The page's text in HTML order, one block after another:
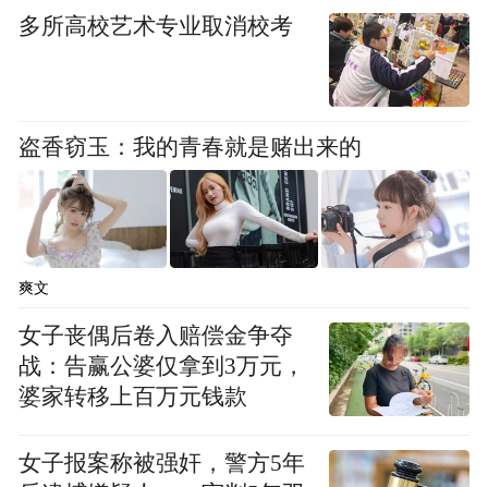
多所高校艺术专业取消校考
盗香窃玉：我的青春就是赌出来的
爽文
女子丧偶后卷入赔偿金争夺
战：告赢公婆仅拿到3万元，
婆家转移上百万元钱款
女子报案称被强奸，警方5年